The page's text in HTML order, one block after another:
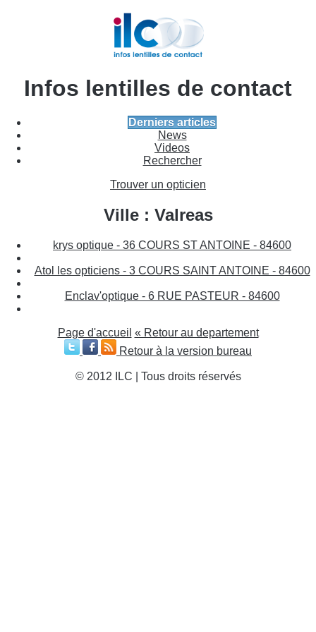
Infos lentilles de contact
Derniers articles
News
Videos
Rechercher
Trouver un opticien
Ville : Valreas
krys optique - 36 COURS ST ANTOINE - 84600
Atol les opticiens - 3 COURS SAINT ANTOINE - 84600
Enclav'optique - 6 RUE PASTEUR - 84600
Page d'accueil « Retour au departement
Retour à la version bureau
© 2012 ILC | Tous droits réservés